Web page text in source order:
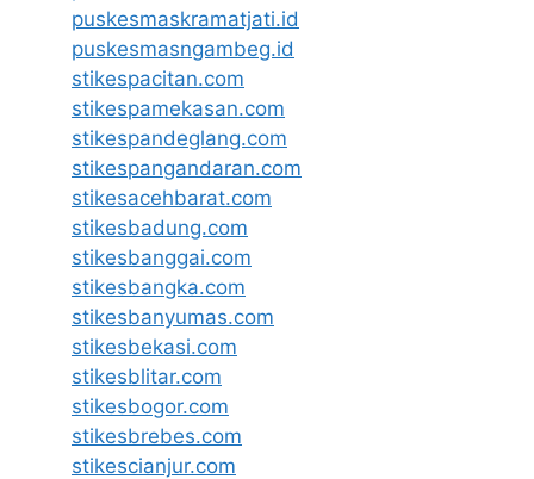
puskesmaskramatjati.id
puskesmasngambeg.id
stikespacitan.com
stikespamekasan.com
stikespandeglang.com
stikespangandaran.com
stikesacehbarat.com
stikesbadung.com
stikesbanggai.com
stikesbangka.com
stikesbanyumas.com
stikesbekasi.com
stikesblitar.com
stikesbogor.com
stikesbrebes.com
stikescianjur.com